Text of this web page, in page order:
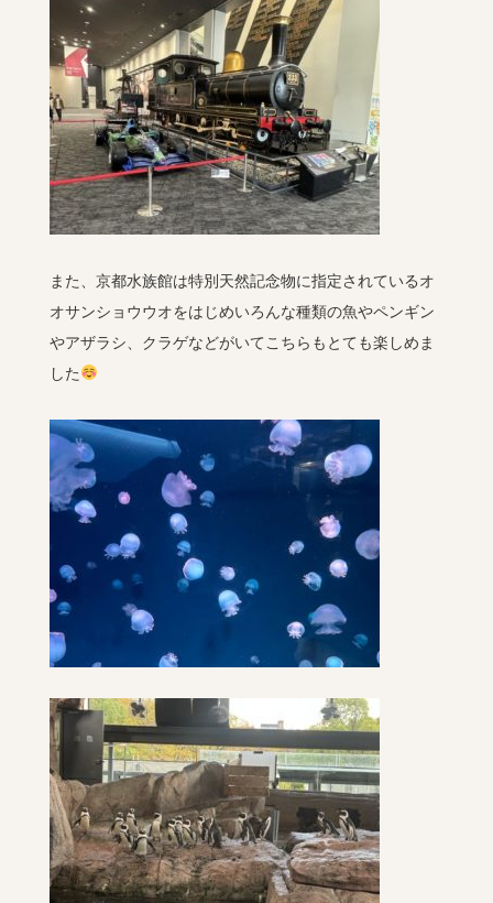
また、京都水族館は特別天然記念物に指定されているオ
オサンショウウオをはじめいろんな種類の魚やペンギン
やアザラシ、クラゲなどがいてこちらもとても楽しめま
した